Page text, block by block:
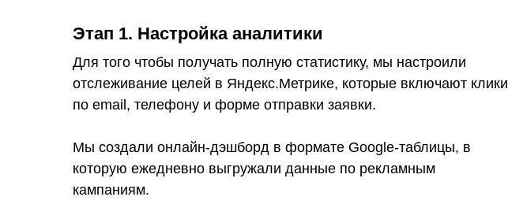
Этап 1. Настройка аналитики
Для того чтобы получать полную статистику, мы настроили
отслеживание целей в Яндекс.Метрике, которые включают клики
по email, телефону и форме отправки заявки.
Мы создали онлайн-дэшборд в формате Google-таблицы, в
которую ежедневно выгружали данные по рекламным
кампаниям.